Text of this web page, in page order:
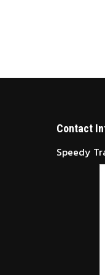
Contact
Speedy